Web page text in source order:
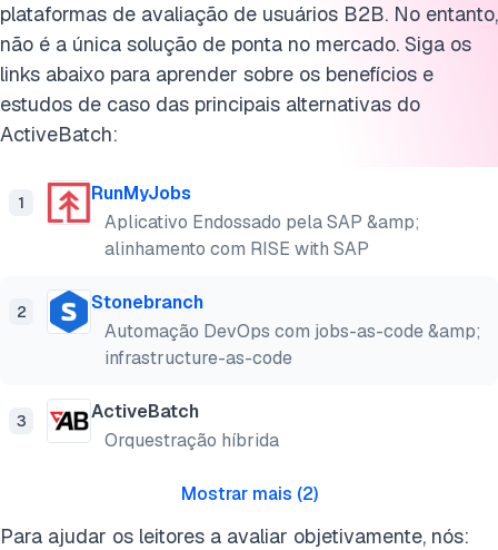
plataformas de avaliação de usuários B2B. No entanto,
não é a única solução de ponta no mercado. Siga os
links abaixo para aprender sobre os benefícios e
estudos de caso das principais alternativas do
ActiveBatch:
1
RunMyJobs
Aplicativo Endossado pela SAP &amp;
alinhamento com RISE with SAP
2
Stonebranch
Automação DevOps com jobs-as-code &amp;
infrastructure-as-code
3
ActiveBatch
Orquestração híbrida
Mostrar mais (2)
Para ajudar os leitores a avaliar objetivamente, nós: